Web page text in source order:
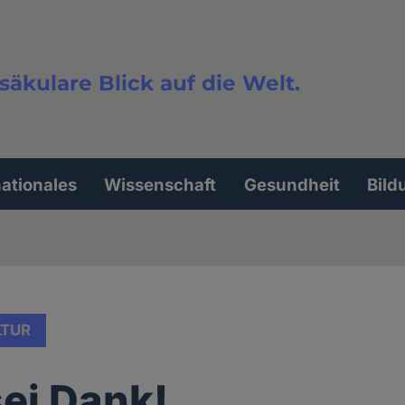
Blick auf die Welt.
Wissenschaft Gesundheit